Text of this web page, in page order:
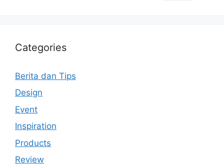
Categories
Berita dan Tips
Design
Event
Inspiration
Products
Review